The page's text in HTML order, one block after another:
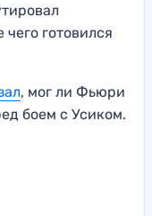
готовился
, мог ли Фьюри
боем с Усиком.